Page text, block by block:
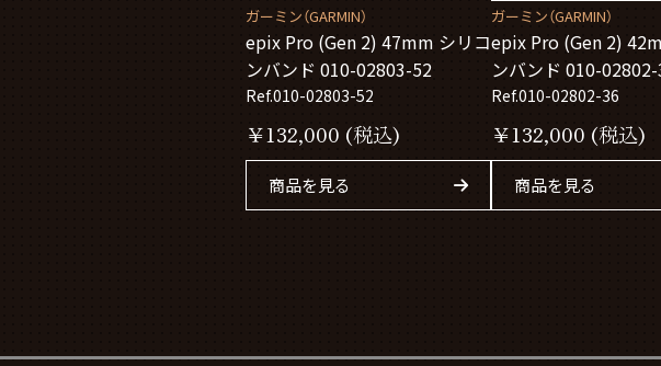
ガーミン（GARMIN）
epix Pro (Gen 2) 47mm シリコ
ンバンド 010-02803-52
Ref.010-02803-52
￥132,000 (税込)
商品を見る
ガーミン（GARMIN）
epix Pro (Gen 2)
ンバンド 010-
Ref.010-02802-36
￥132,000 (税込)
商品を見る